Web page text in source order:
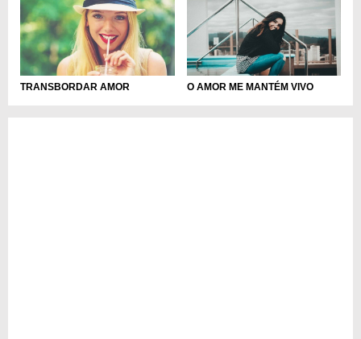
TRANSBORDAR AMOR O AMOR ME MANTÉM VIVO